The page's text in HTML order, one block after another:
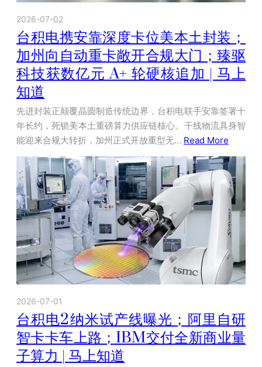
2026-07-02
台积电携安靠深度卡位美本土封装；
加州向自动重卡敞开合规大门；臻驱
科技获数亿元 A+ 轮硬核追加 | 马上
知道
先进封装正颠覆晶圆制造传统边界，台积电联手安靠签署十
年长约，死锁美本土重磅算力供应链核心。干线物流具身智
能迎来合规大转折，加州正式开放重型无… Read More
2026-07-01
台积电2纳米试产线曝光；阿里自研
智卡卡车上路；IBM交付全新商业量
子算力 | 马上知道